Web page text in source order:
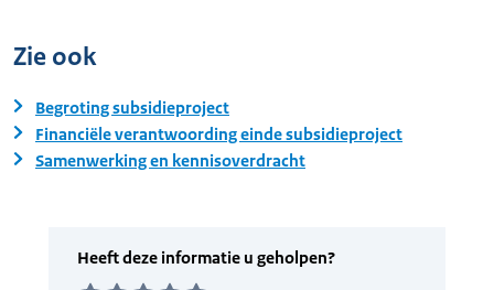
Zie ook
Begroting subsidieproject
Financiële verantwoording einde subsidieproject
Samenwerking en kennisoverdracht